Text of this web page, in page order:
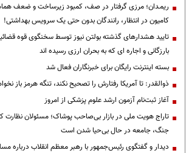
کامیون در انتظار، رانندگان بدون حتی یک سرویس بهداشتی!
تایید هشدارهای گذشته بولتن نیوز توسط سخنگوی قوه
بارزگانی و اجاره ای که به بحران ارزی رسیده اند
بسته اینترنت رایگان برای خبرنگاران فعال شد
ذوالقدر: تا آمریکا رفتارش را تصحیح نکند، تنگه هرمز باز
آغاز ثبت‌نام آزمون ارشد علوم پزشکی از امروز
تاراج هویت ملی در بازار بی‌صاحب پوشاک؛ مسئولان نظارت
جنگ، جامعه در حال بی‌حیا شدن است
دیدار و گفتگوی رئیس‌جمهور با رهبر معظم انقلاب درباره